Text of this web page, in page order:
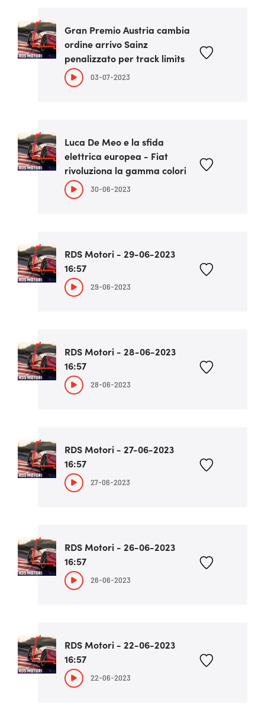
Gran Premio Austria cambia
ordine arrivo Sainz
penalizzato per track limits
03-07-2023
Luca De Meo e la sfida
elettrica europea - Fiat
rivoluziona la gamma colori
30-06-2023
RDS Motori - 29-06-2023
16:57
29-06-2023
RDS Motori - 28-06-2023
16:57
28-06-2023
RDS Motori - 27-06-2023
16:57
27-06-2023
RDS Motori - 26-06-2023
16:57
26-06-2023
RDS Motori - 22-06-2023
16:57
22-06-2023